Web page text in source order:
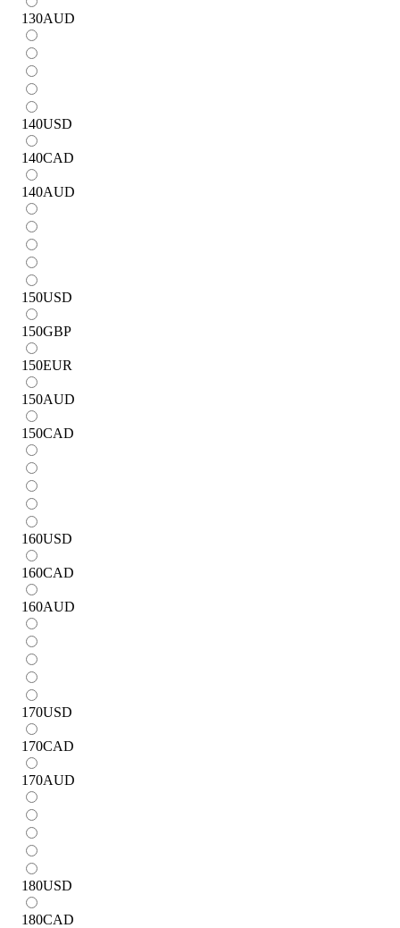
130AUD
140USD
140CAD
140AUD
150USD
150GBP
150EUR
150AUD
150CAD
160USD
160CAD
160AUD
170USD
170CAD
170AUD
180USD
180CAD